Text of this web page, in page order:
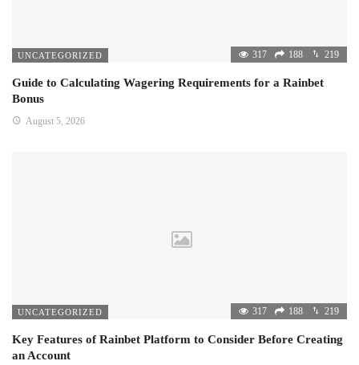
UNCATEGORIZED 317 188 219
Guide to Calculating Wagering Requirements for a Rainbet
Bonus
August 5, 2026
UNCATEGORIZED 317 188 219
Key Features of Rainbet Platform to Consider Before Creating
an Account